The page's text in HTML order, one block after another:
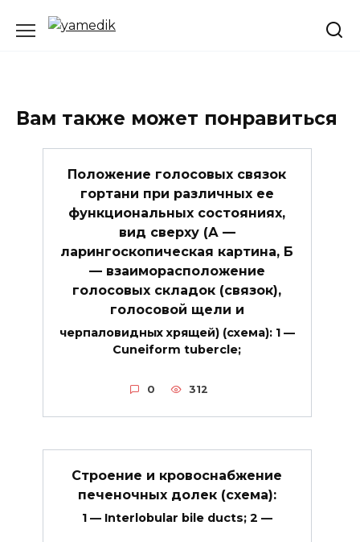
Вам также может понравиться
Положение голосовых связок
гортани при различных ее
функциональных состояниях,
вид сверху (А —
ларингоскопическая картина, Б
— взаиморасположение
голосовых складок (связок),
голосовой щели и
черпаловидных хрящей) (схема): 1 —
Cuneiform tubercle;
0 312
Строение и кровоснабжение
печеночных долек (схема):
1 — Interlobular bile ducts; 2 —